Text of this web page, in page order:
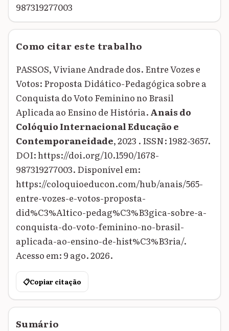
987319277003
Como citar este trabalho
PASSOS, Viviane Andrade dos. Entre Vozes e
Votos: Proposta Didático-Pedagógica sobre a
Conquista do Voto Feminino no Brasil
Aplicada ao Ensino de História. Anais do
Colóquio Internacional Educação e
Contemporaneidade, 2023 . ISSN: 1982-3657.
DOI: https://doi.org/10.1590/1678-
987319277003. Disponível em:
https://coloquioeducon.com/hub/anais/565-
entre-vozes-e-votos-proposta-
did%C3%A1tico-pedag%C3%B3gica-sobre-a-
conquista-do-voto-feminino-no-brasil-
aplicada-ao-ensino-de-hist%C3%B3ria/.
Acesso em: 9 ago. 2026.
📋Copiar citação
Sumário